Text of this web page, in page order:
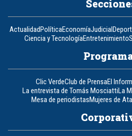
ActualidadPolíticaEconomíaJudicial
Ciencia y TecnologíaEntretenimiento
Clic VerdeClub de PrensaEl
La entrevista de Tomás MosciattiLa
Mesa de periodistasMujeres de